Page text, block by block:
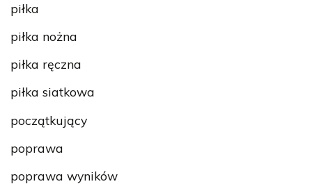
piłka
piłka nożna
piłka ręczna
piłka siatkowa
początkujący
poprawa
poprawa wyników